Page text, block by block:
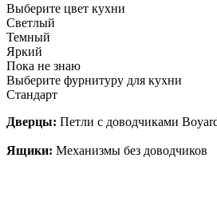
Выберите цвет кухни
Светлый
Темный
Яркий
Пока не знаю
Выберите фурнитуру для кухни
Стандарт
Дверцы: Петли с доводчиками
Ящики: Механизмы без доводчиков